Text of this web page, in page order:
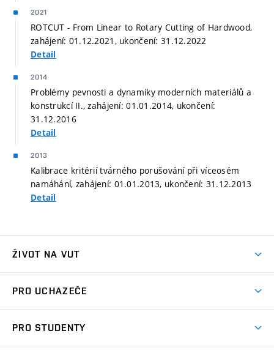
2021
ROTCUT - From Linear to Rotary Cutting of Hardwood,
zahájení: 01.12.2021, ukončení: 31.12.2022
Detail
2014
Problémy pevnosti a dynamiky moderních materiálů a
konstrukcí II., zahájení: 01.01.2014, ukončení:
31.12.2016
Detail
2013
Kalibrace kritérií tvárného porušování při víceosém
namáhání, zahájení: 01.01.2013, ukončení: 31.12.2013
Detail
ŽIVOT NA VUT
Koleje
PRO UCHAZEČE
PRO STUDENTY